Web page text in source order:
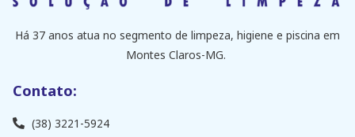
Há 37 anos atua no segmento de limpeza, higiene e piscina em
Montes Claros-MG.
Contato:
(38) 3221-5924